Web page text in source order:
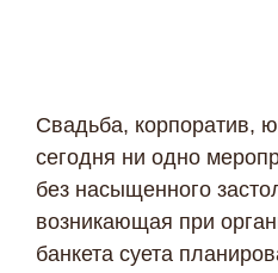
Свадьба, корпоратив,
сегодня ни одно
без насыщенного
возникающая при
банкета суета